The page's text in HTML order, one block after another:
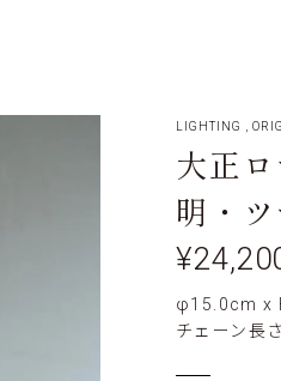
LIGHTING ,
大正
明・
φ15.0cm x
チェーン長